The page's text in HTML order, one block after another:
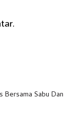
Sabu Dan